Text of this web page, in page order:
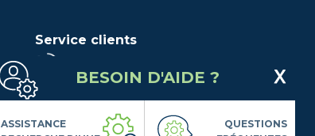
Service clients
(Service gratuit + prix d'un
Lundi au Vendredi de 9h à 18h
BESOIN D'AIDE ?
ASSISTANCE
QUESTIONS